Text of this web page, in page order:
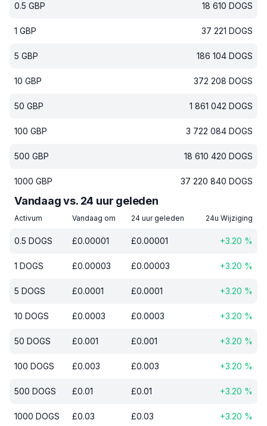
0.5 GBP 18 610 DOGS
1 GBP 37 221 DOGS
5 GBP 186 104 DOGS
10 GBP 372 208 DOGS
50 GBP 1 861 042 DOGS
100 GBP 3 722 084 DOGS
500 GBP 18 610 420 DOGS
1000 GBP 37 220 840 DOGS
Vandaag vs. 24 uur geleden
Activum Vandaag om 24 uur geleden 24u Wijziging
0.5 DOGS £0.00001 £0.00001 +3.20 %
1 DOGS £0.00003 £0.00003 +3.20 %
5 DOGS £0.0001 £0.0001 +3.20 %
10 DOGS £0.0003 £0.0003 +3.20 %
50 DOGS £0.001 £0.001 +3.20 %
100 DOGS £0.003 £0.003 +3.20 %
500 DOGS £0.01 £0.01 +3.20 %
1000 DOGS £0.03 £0.03 +3.20 %